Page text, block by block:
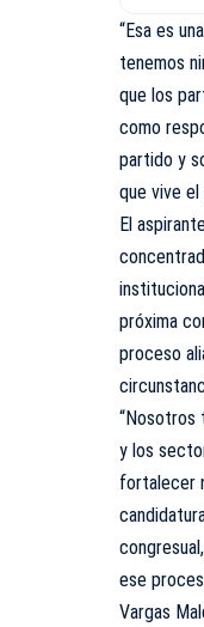
“Esa es
tenemos
que los
como
partido y
que vive el
El
próxima
proceso
“Nosotros
y los
fortalecer
ese
Vargas